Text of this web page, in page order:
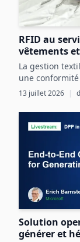
RFID au
vêtements
La gestion
une conformité
optimisant les
processus
13 juillet 2026 |
Solution
générer et